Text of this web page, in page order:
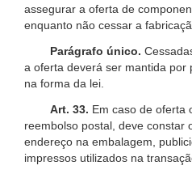
assegurar a oferta de
enquanto não cessar a
Parágrafo único.
a oferta deverá ser mantida por
na forma da lei.
Art. 33. Em caso de oferta
reembolso postal, deve constar
endereço na embalagem,
impressos utilizados na